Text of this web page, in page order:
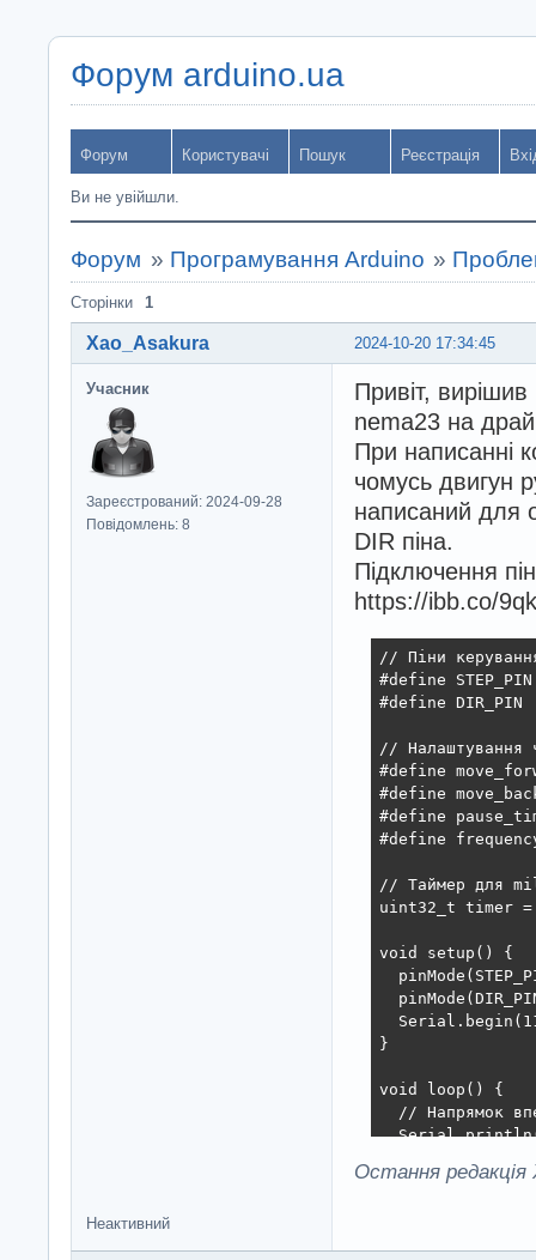
Форум arduino.ua
Форум Користувачі Пошук Реєстрація
Ви не увійшли.
Форум » Програмування Arduino »
Сторінки 1
2024-10-20 17:34:45
Xao_Asakura
Учасник
Зареєстрований: 2024-09-28
Повідомлень: 8
Привіт,
nema23 на
При написанні
чомусь двигун
написаний для
DIR піна.
Підключення
https://ibb.co/
// Піни
#define
#define
// Налаштування
#define
#define
#define
#define
// Таймер для
uint32_t timer
void setup() {
}
void loop() {
// Напрямок
delay(100);
// Обертаємо
Остання редакція
Неактивний